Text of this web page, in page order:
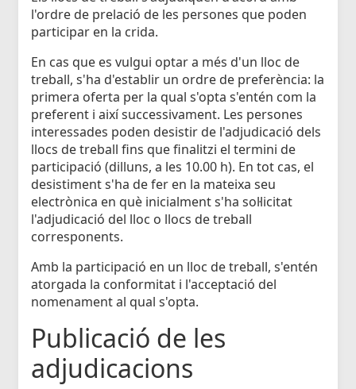
l'ordre de prelació de les persones que poden
participar en la crida.
En cas que es vulgui optar a més d'un lloc de
treball, s'ha d'establir un ordre de preferència: la
primera oferta per la qual s'opta s'entén com la
preferent i així successivament. Les persones
interessades poden desistir de l'adjudicació dels
llocs de treball fins que finalitzi el termini de
participació (dilluns, a les 10.00 h). En tot cas, el
desistiment s'ha de fer en la mateixa seu
electrònica en què inicialment s'ha sol·licitat
l'adjudicació del lloc o llocs de treball
corresponents.
Amb la participació en un lloc de treball, s'entén
atorgada la conformitat i l'acceptació del
nomenament al qual s'opta.
Publicació de les
adjudicacions